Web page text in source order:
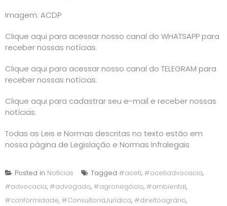
Imagem: ACDP
Clique aqui para acessar nosso canal do WHATSAPP para
receber nossas notícias.
Clique aqui para acessar nosso canal do TELEGRAM para
receber nossas notícias.
Clique aqui para cadastrar seu e-mail e receber nossas
notícias.
Todas as Leis e Normas descritas no texto estão em
nossa página de Legislação e Normas Infralegais
Posted in Notícias Tagged #aceti, #acetiadvocacia,
#advocacia, #advogado, #agronegócio, #ambiental,
#conformidade, #ConsultoriaJurídica, #direitoagrário,